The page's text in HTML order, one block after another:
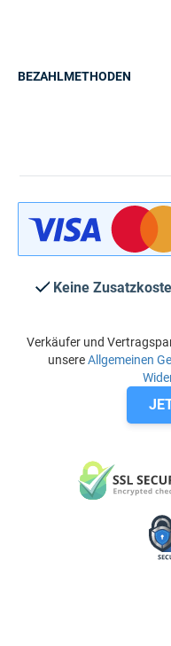
BEZAHLMETHODEN
Keine
Verkäufer und
unsereAllgemeinen